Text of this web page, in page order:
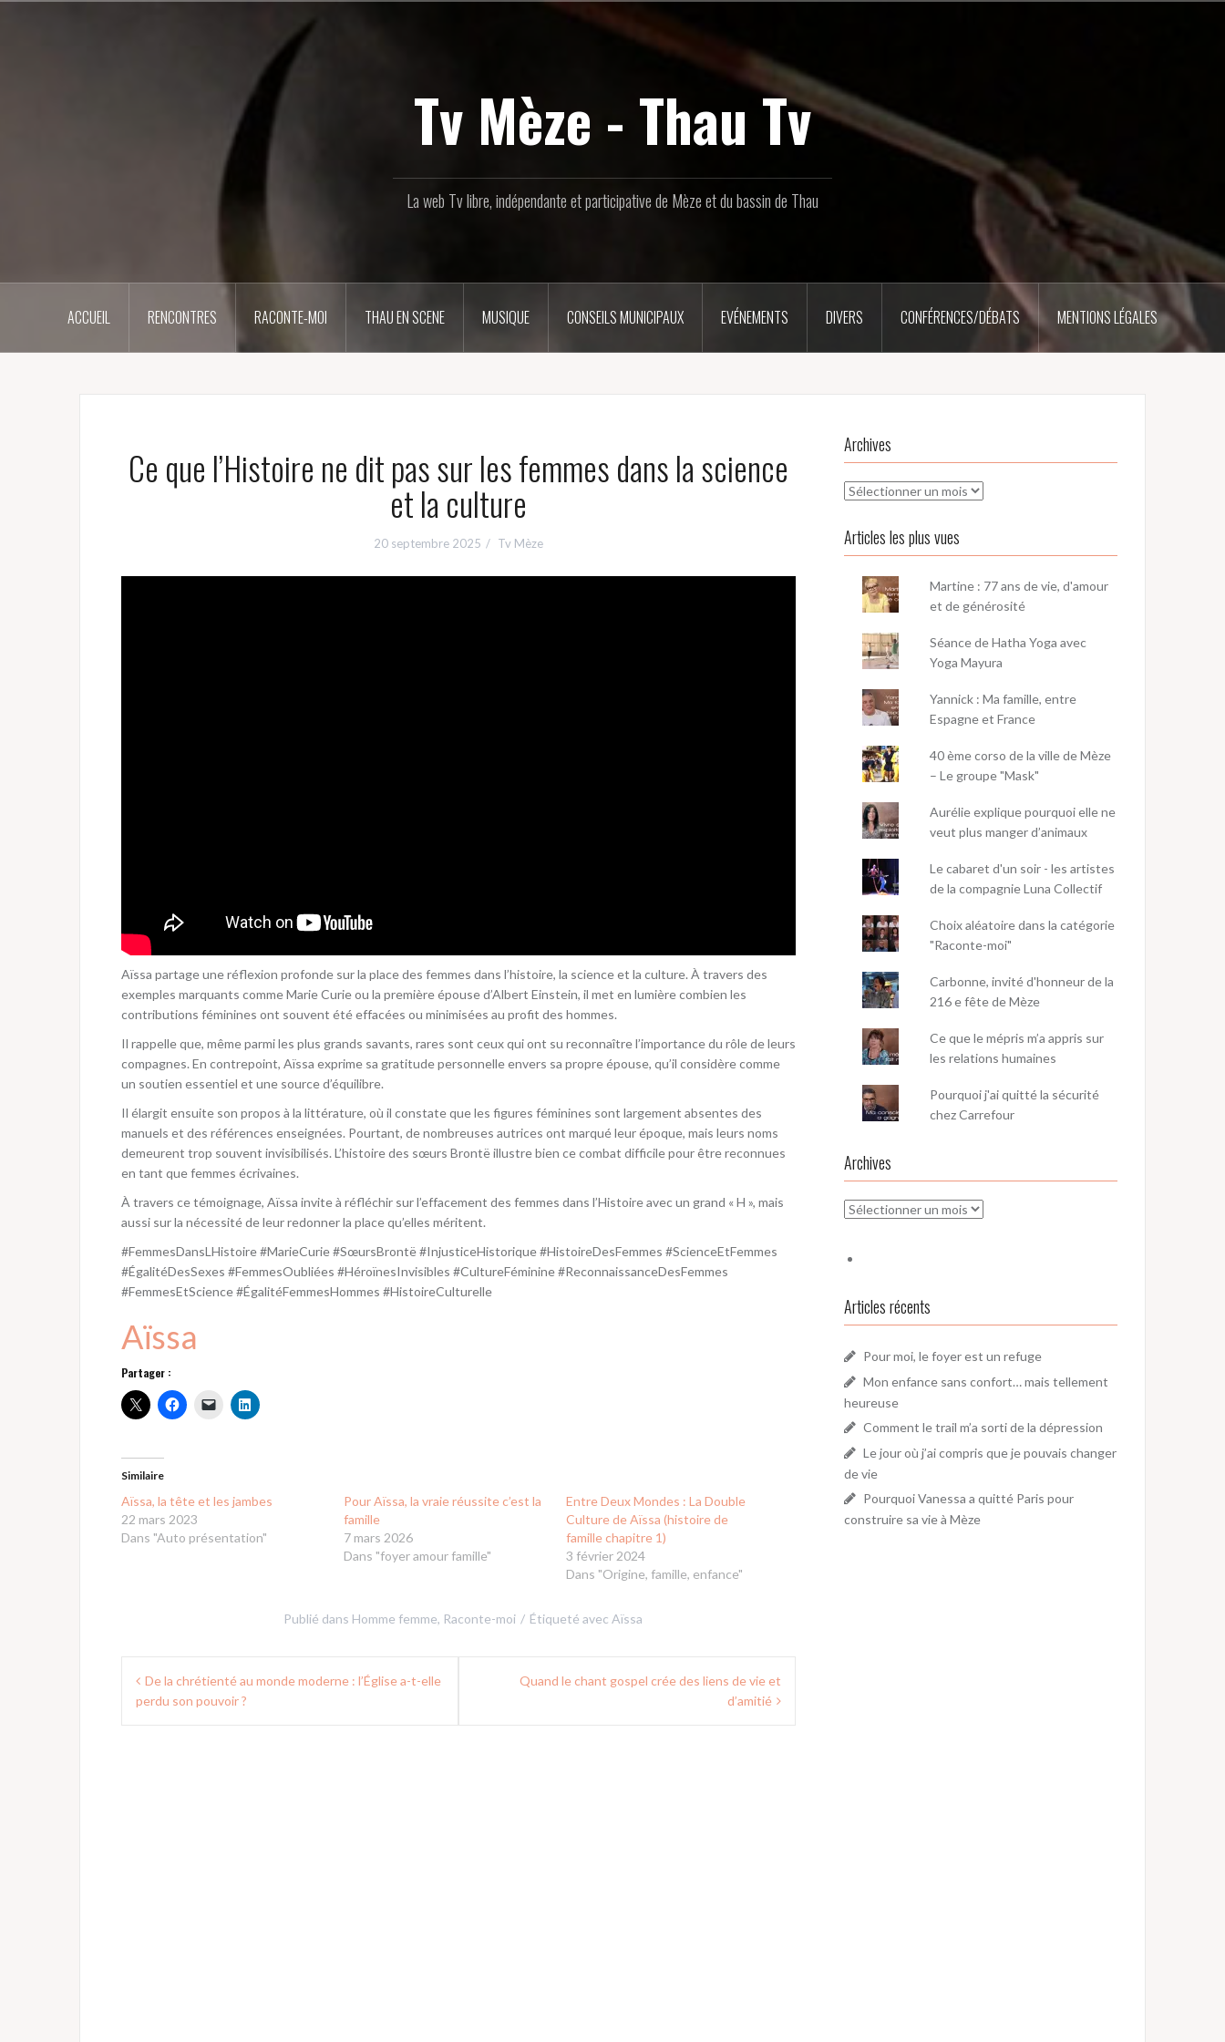
Tv Mèze - Thau Tv
La web Tv libre, indépendante et participative de Mèze et du bassin de Thau
ACCUEIL RENCONTRES RACONTE-MOI THAU EN SCENE MUSIQUE CONSEILS MUNICIPAUX EVÉNEMENTS DIVERS CONFÉRENCES/DÉBATS MENTIONS LÉGALES
Ce que l’Histoire ne dit pas sur les femmes dans la science
et la culture
20 septembre 2025 Tv Mèze
Aïssa partage une réflexion profonde sur la place des femmes dans l’histoire, la science et la culture. À travers des
exemples marquants comme Marie Curie ou la première épouse d’Albert Einstein, il met en lumière combien les
contributions féminines ont souvent été effacées ou minimisées au profit des hommes.
Il rappelle que, même parmi les plus grands savants, rares sont ceux qui ont su reconnaître l’importance du rôle de leurs
compagnes. En contrepoint, Aïssa exprime sa gratitude personnelle envers sa propre épouse, qu’il considère comme
un soutien essentiel et une source d’équilibre.
Il élargit ensuite son propos à la littérature, où il constate que les figures féminines sont largement absentes des
manuels et des références enseignées. Pourtant, de nombreuses autrices ont marqué leur époque, mais leurs noms
demeurent trop souvent invisibilisés. L’histoire des sœurs Brontë illustre bien ce combat difficile pour être reconnues
en tant que femmes écrivaines.
À travers ce témoignage, Aïssa invite à réfléchir sur l’effacement des femmes dans l’Histoire avec un grand « H », mais
aussi sur la nécessité de leur redonner la place qu’elles méritent.
#FemmesDansLHistoire #MarieCurie #SœursBrontë #InjusticeHistorique #HistoireDesFemmes #ScienceEtFemmes
#ÉgalitéDesSexes #FemmesOubliées #HéroïnesInvisibles #CultureFéminine #ReconnaissanceDesFemmes
#FemmesEtScience #ÉgalitéFemmesHommes #HistoireCulturelle
Aïssa
Partager :
Similaire
Aïssa, la tête et les jambes
22 mars 2023
Dans "Auto présentation"
Pour Aïssa, la vraie réussite c’est la
famille
7 mars 2026
Dans "foyer amour famille"
Entre Deux Mondes : La Double
Culture de Aïssa (histoire de
famille chapitre 1)
3 février 2024
Dans "Origine, famille, enfance"
Publié dans Homme femme, Raconte-moi Étiqueté avec Aïssa
Navigation
deDe la chrétienté au monde moderne : l’Église a-t-elle
perdu son pouvoir ?
Quand le chant gospel crée des liens de vie et
d’amitié
Archives
Archives
Articles les plus vues
Martine : 77 ans de vie, d'amour
et de générosité
Séance de Hatha Yoga avec
Yoga Mayura
Yannick : Ma famille, entre
Espagne et France
40 ème corso de la ville de Mèze
– Le groupe "Mask"
Aurélie explique pourquoi elle ne
veut plus manger d’animaux
Le cabaret d'un soir - les artistes
de la compagnie Luna Collectif
Choix aléatoire dans la catégorie
"Raconte-moi"
Carbonne, invité d'honneur de la
216 e fête de Mèze
Ce que le mépris m’a appris sur
les relations humaines
Pourquoi j'ai quitté la sécurité
chez Carrefour
Archives
Archives
Articles récents
Pour moi, le foyer est un refuge
Mon enfance sans confort… mais tellement
heureuse
Comment le trail m’a sorti de la dépression
Le jour où j’ai compris que je pouvais changer
de vie
Pourquoi Vanessa a quitté Paris pour
construire sa vie à Mèze